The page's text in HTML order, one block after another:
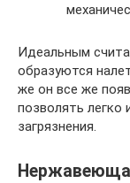
Идеальным
образуются
же он все же
позволять легко
загрязнения.